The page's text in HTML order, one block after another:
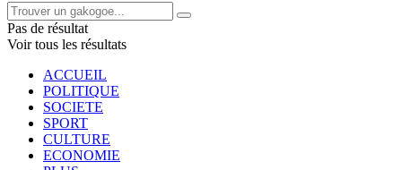
Pas de résultat
Voir tous les résultats
ACCUEIL
POLITIQUE
SOCIETE
SPORT
CULTURE
ECONOMIE